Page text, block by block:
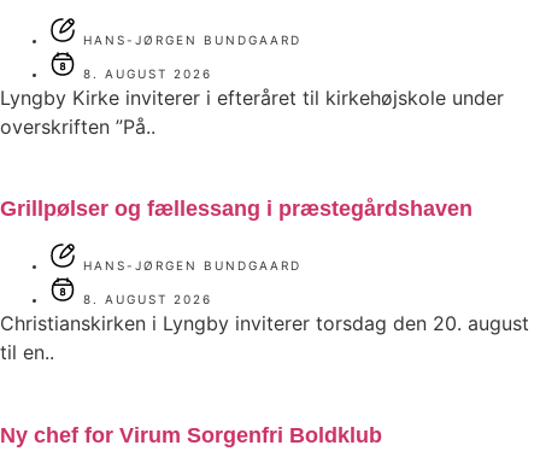
HANS-JØRGEN BUNDGAARD
8. AUGUST 2026
Lyngby Kirke inviterer i efteråret til kirkehøjskole under
overskriften ”På..
Grillpølser og fællessang i præstegårdshaven
HANS-JØRGEN BUNDGAARD
8. AUGUST 2026
Christianskirken i Lyngby inviterer torsdag den 20. august
til en..
Ny chef for Virum Sorgenfri Boldklub